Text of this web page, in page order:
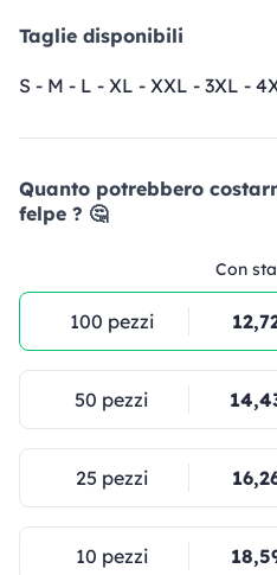
Taglie disponibili
S - M - L - XL - XXL - 3XL -
Quanto potrebbero
felpe ? 🤔
Con
100 pezzi
50 pezzi
25 pezzi
10 pezzi